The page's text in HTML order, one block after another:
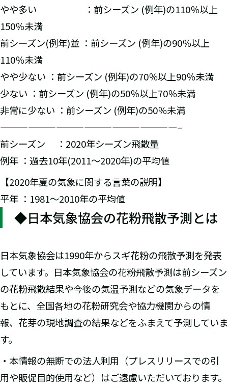
やや多い ：前シーズン (例年)の110％以上
150％未満
前シーズン(例年)並 ：前シーズン (例年)の90％以上
110％未満
やや少ない ：前シーズン (例年)の70％以上90％未満
少ない ：前シーズン (例年)の50％以上70％未満
非常に少ない ：前シーズン (例年)の50％未満
———————————————————–
前シーズン ：2020年シーズン飛散量
例年 ：過去10年(2011～2020年)の平均値
【2020年夏の気象に関する言葉の説明】
平年 ：1981～2010年の平均値
◆日本気象協会の花粉飛散予測とは
日本気象協会は1990年からスギ花粉の飛散予測を発表
しています。日本気象協会の花粉飛散予測は前シーズン
の花粉飛散結果や今後の気温予測などの気象データを
もとに、全国各地の花粉研究会や協力機関からの情
報、花芽の現地調査の結果などをふまえて予測していま
す。
・本情報の無断での法人利用（プレスリリースでの引
用や販促目的使用など）はご遠慮いただいております。